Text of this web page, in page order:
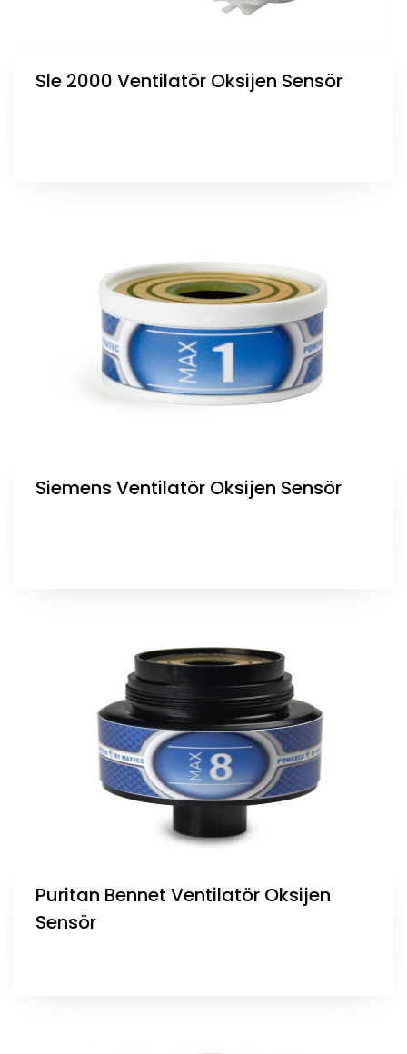
Sle 2000 Ventilatör Oksijen Sensör
Siemens Ventilatör Oksijen Sensör
Puritan Bennet Ventilatör Oksijen
Sensör